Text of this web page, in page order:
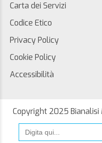
Carta dei Servizi
Codice Etico
Privacy Policy
Cookie Policy
Accessibilità
Copyright 2025
Search
for: